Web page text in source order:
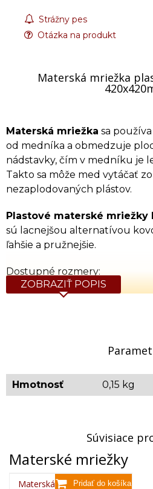
Strážny pes
Otázka na produkt
Materská mriežka
Materská mriežka sa
od medníka a obmedzuje
nádstavky, čím v medníku je
Takto sa môže med vytáčať
nezaplodovaných plástov.
Plastové materské mriežky
sú lacnejšou alternatívou
ľahšie a pružnejšie.
Dostupné rozmery:
38 x 47,5 cm - vhodné do
ZOBRAZIŤ POPIS
Hmotnosť 0,15 kg
Súvisiace
Materské mriežky
Materská mriežka plastová